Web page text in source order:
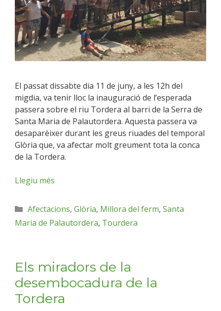
El passat dissabte dia 11 de juny, a les 12h del
migdia, va tenir lloc la inauguració de l’esperada
passera sobre el riu Tordera al barri de la Serra de
Santa Maria de Palautordera. Aquesta passera va
desaparèixer durant les greus riuades del temporal
Glòria que, va afectar molt greument tota la conca
de la Tordera.
Llegiu més
Afectacions, Glòria, Millora del ferm, Santa
Maria de Palautordera, Tourdera
Els miradors de la
desembocadura de la
Tordera